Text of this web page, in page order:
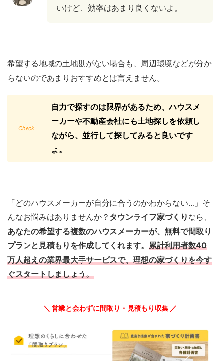
いけど、効率はあまり良くないよ。
希望する地域の土地勘がない場合も、周辺環境などが分か
らないのであまりおすすめとは言えません。
自力で探すのは限界があるため、ハウスメ
ーカーや不動産会社にも土地探しを依頼し
ながら、並行して探してみると良いです
よ。
「どのハウスメーカーが自分に合うのかわからない…」そ
んなお悩みはありませんか？ タウンライフ家づくり なら、
あなたの希望する複数のハウスメーカーが、無料で間取り
プランと見積もりを作成してくれます。 累計利用者数40
万人超えの業界最大手サービスで、理想の家づくりを今す
ぐスタートしましょう。
＼ 営業と会わずに間取り・見積もり収集 ／